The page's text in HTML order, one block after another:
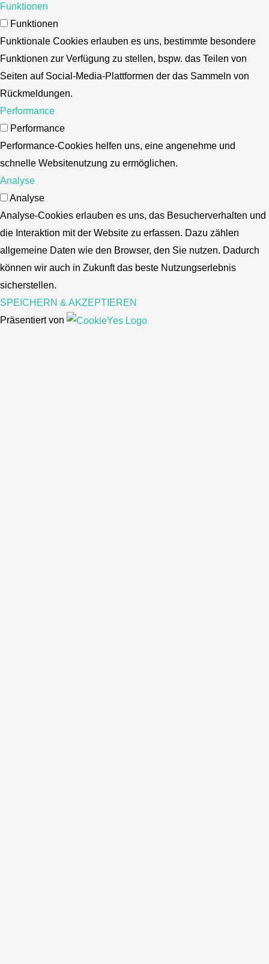
Funktionen
Funktionen
Funktionale Cookies erlauben es uns, bestimmte besondere
Funktionen zur Verfügung zu stellen, bspw. das Teilen von
Seiten auf Social-Media-Plattformen der das Sammeln von
Rückmeldungen.
Performance
Performance
Performance-Cookies helfen uns, eine angenehme und
schnelle Websitenutzung zu ermöglichen.
Analyse
Analyse
Analyse-Cookies erlauben es uns, das Besucherverhalten und
die Interaktion mit der Website zu erfassen. Dazu zählen
allgemeine Daten wie den Browser, den Sie nutzen. Dadurch
können wir auch in Zukunft das beste Nutzungserlebnis
sicherstellen.
SPEICHERN & AKZEPTIEREN
Präsentiert von